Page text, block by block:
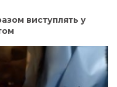
виступлять у